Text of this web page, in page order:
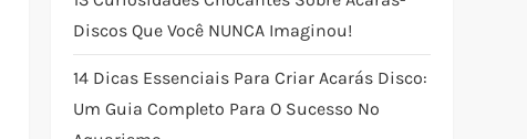
Discos Que Você NUNCA Imaginou!
14 Dicas Essenciais Para Criar Acarás Disco:
Um Guia Completo Para O Sucesso No